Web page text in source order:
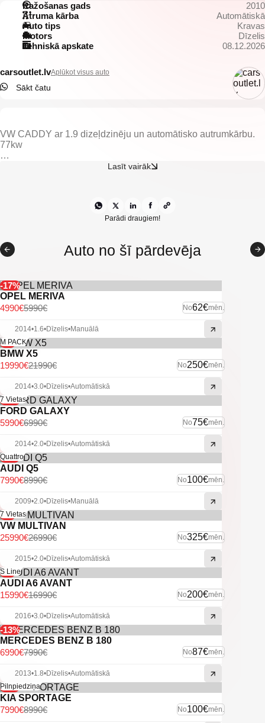
Ražošanas gads
2010
Ātruma kārba
Automātiskā
Auto tips
Kravas
Motors
Dīzelis
Tehniskā apskate
08.12.2026
carsoutlet.lvAplūkot visus auto
Sākt čatu
VW CADDY ar 1.9 dizeļdzinēju un automātisko autrumkārbu.
77kw
-El. regulējami apsildāmi spoguļi.
-Automātiska atrumkārba.
U.c ekstras.
Lasīt vairāk
Parādi draugiem!
Auto no šī pārdevēja
-17%
OPEL MERIVA
No62€mēn.
5990€
4990€
2014•1.6•Dīzelis•Manuālā
-9%
M PACK
BMW X5
No250€mēn.
21990€
19990€
2014•3.0•Dīzelis•Automātiskā
-14%
7 Vietas
FORD GALAXY
No75€mēn.
6990€
5990€
2014•2.0•Dīzelis•Automātiskā
-11%
Quattro
AUDI Q5
No100€mēn.
8990€
7990€
2009•2.0•Dīzelis•Manuālā
-4%
7 Vietas
VW MULTIVAN
No325€mēn.
26990€
25990€
2015•2.0•Dīzelis•Automātiskā
-6%
S Line
AUDI A6 AVANT
No200€mēn.
16990€
15990€
2016•3.0•Dīzelis•Automātiskā
-13%
MERCEDES BENZ B 180
No87€mēn.
7990€
6990€
2013•1.8•Dīzelis•Automātiskā
-11%
Pilnpiedziņa
KIA SPORTAGE
No100€mēn.
8990€
7990€